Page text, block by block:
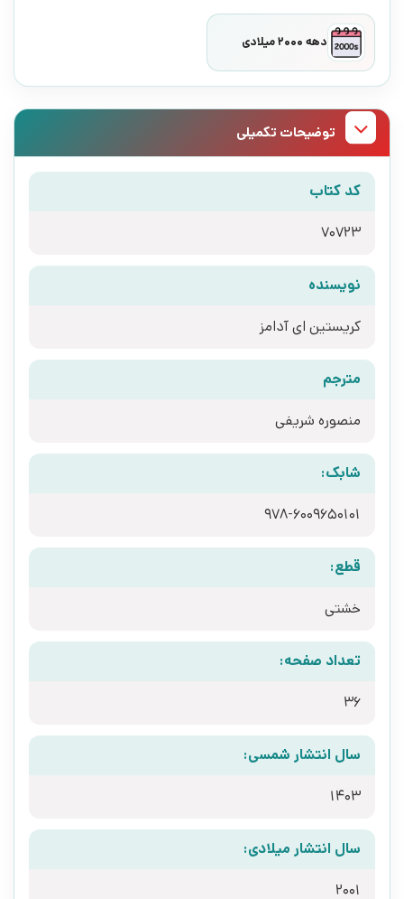
دهه 2000 میلادی
توضیحات تکمیلی
کد کتاب
70723
نویسنده
کریستین ای آدامز
مترجم
منصوره شریفی
شابک:
978-6009650101
قطع:
خشتی
تعداد صفحه:
36
سال انتشار شمسی:
1403
سال انتشار میلادی:
2001